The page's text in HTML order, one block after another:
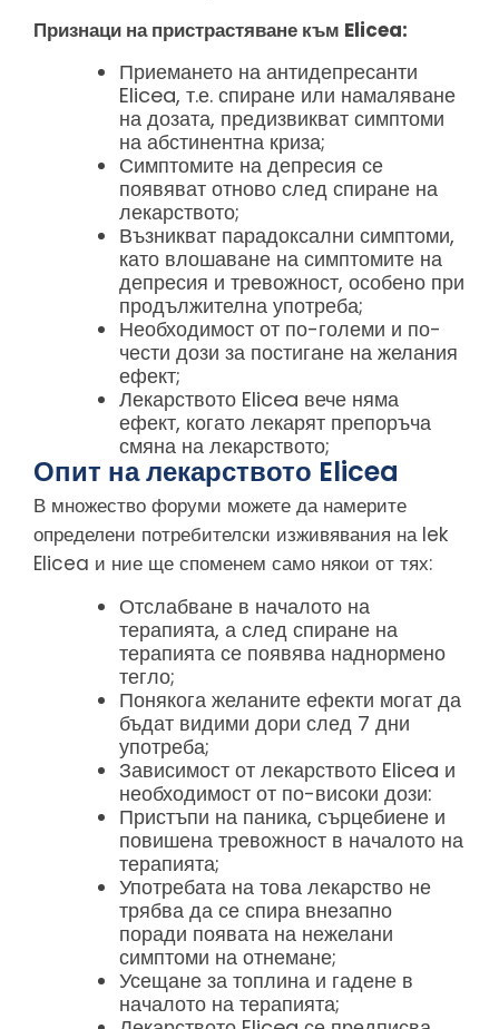
Признаци на пристрастяване към Elicea:
Приемането на антидепресанти
Elicea, т.е. спиране или намаляване
на дозата, предизвикват симптоми
на абстинентна криза;
Симптомите на депресия се
появяват отново след спиране на
лекарството;
Възникват парадоксални симптоми,
като влошаване на симптомите на
депресия и тревожност, особено при
продължителна употреба;
Необходимост от по-големи и по-
чести дози за постигане на желания
ефект;
Лекарството Elicea вече няма
ефект, когато лекарят препоръча
смяна на лекарството;
Опит на лекарството Elicea
В множество форуми можете да намерите
определени потребителски изживявания на lek
Elicea и ние ще споменем само някои от тях:
Отслабване в началото на
терапията, а след спиране на
терапията се появява наднормено
тегло;
Понякога желаните ефекти могат да
бъдат видими дори след 7 дни
употреба;
Зависимост от лекарството Elicea и
необходимост от по-високи дози:
Пристъпи на паника, сърцебиене и
повишена тревожност в началото на
терапията;
Употребата на това лекарство не
трябва да се спира внезапно
поради появата на нежелани
симптоми на отнемане;
Усещане за топлина и гадене в
началото на терапията;